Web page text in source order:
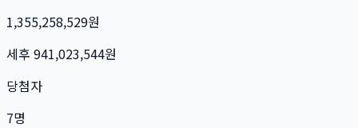
1,355,258,529원
세후 941,023,544원
당첨자
7명